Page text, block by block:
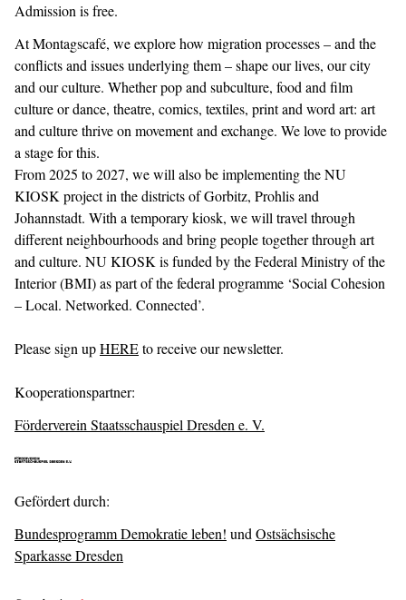
Admission is free.
At Montagscafé, we explore how migration processes – and the
conflicts and issues underlying them – shape our lives, our city
and our culture. Whether pop and subculture, food and film
culture or dance, theatre, comics, textiles, print and word art: art
and culture thrive on movement and exchange. We love to provide
a stage for this.
From 2025 to 2027, we will also be implementing the NU
KIOSK project in the districts of Gorbitz, Prohlis and
Johannstadt. With a temporary kiosk, we will travel through
different neighbourhoods and bring people together through art
and culture. NU KIOSK is funded by the Federal Ministry of the
Interior (BMI) as part of the federal programme ‘Social Cohesion
– Local. Networked. Connected’.
Please sign upHEREto receive our newsletter.
Kooperationspartner:
Förderverein Staatsschauspiel Dresden e. V.
Gefördert durch:
Bundesprogramm Demokratie leben! und Ostsächsische
Sparkasse Dresden